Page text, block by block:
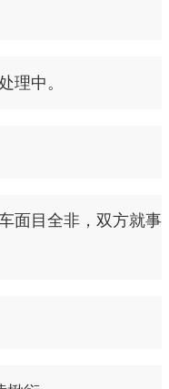
中。
目全非，双方就事